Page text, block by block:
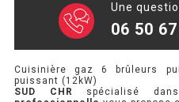
MEUBLE À PIZZA
MEUBLE À PIZZA
MEUBLE À PIZZA
Une
06 50
Cuisinière gaz 6 brûleurs
puissant (12kW)
SUD CHR
spécialisé